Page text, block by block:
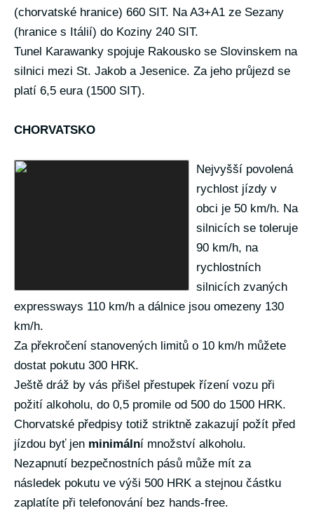
(chorvatské hranice) 660 SIT. Na A3+A1 ze Sezany
(hranice s Itálií) do Koziny 240 SIT.
Tunel Karawanky spojuje Rakousko se Slovinskem na
silnici mezi St. Jakob a Jesenice. Za jeho průjezd se
platí 6,5 eura (1500 SIT).
CHORVATSKO
Nejvyšší povolená
rychlost jízdy v
obci je 50 km/h. Na
silnicích se toleruje
90 km/h, na
rychlostních
silnicích zvaných
expressways 110 km/h a dálnice jsou omezeny 130
km/h.
Za překročení stanovených limitů o 10 km/h můžete
dostat pokutu 300 HRK.
Ještě dráž by vás přišel přestupek řízení vozu při
požití alkoholu, do 0,5 promile od 500 do 1500 HRK.
Chorvatské předpisy totiž striktně zakazují požít před
jízdou byť jen minimální množství alkoholu.
Nezapnutí bezpečnostních pásů může mít za
následek pokutu ve výši 500 HRK a stejnou částku
zaplatíte při telefonování bez hands-free.